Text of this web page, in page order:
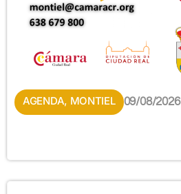
AGENDA, MONTIEL 09/08/2026